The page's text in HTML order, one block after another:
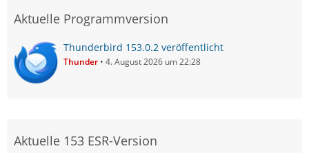
Aktuelle Programmversion
Thunderbird 153.0.2 veröffentlicht
Thunder 4. August 2026 um 22:28
Aktuelle 153 ESR-Version